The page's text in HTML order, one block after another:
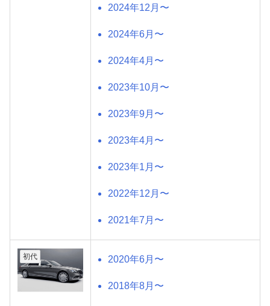
2024年12月〜
2024年6月〜
2024年4月〜
2023年10月〜
2023年9月〜
2023年4月〜
2023年1月〜
2022年12月〜
2021年7月〜
初代 2020年6月〜
2018年8月〜